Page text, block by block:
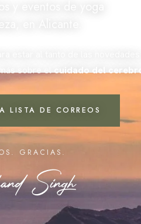
sobre elcuidado del
LISTA DE CORREOS
GRACIAS.
Singh